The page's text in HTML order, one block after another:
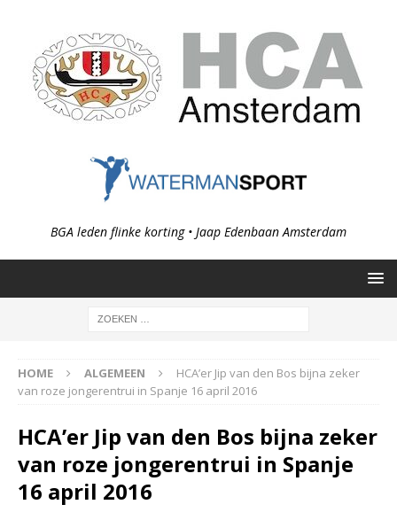
BGA leden flinke korting • Jaap Edenbaan Amsterdam
HOME ALGEMEEN
HCA’er Jip van den Bos bijna zeker
van roze jongerentrui in Spanje 16 april 2016
HCA’er Jip van den Bos bijna zeker
van roze jongerentrui in Spanje
16 april 2016